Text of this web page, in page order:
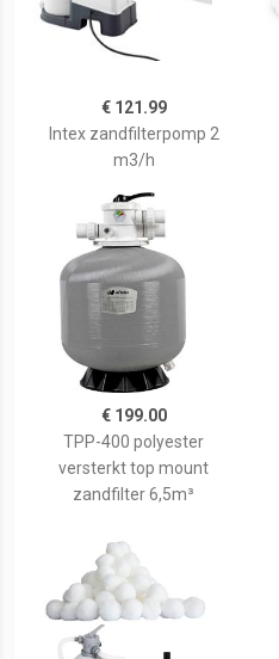
€ 121.99
Intex zandfilterpomp 2
m3/h
€ 199.00
TPP-400 polyester
versterkt top mount
zandfilter 6,5m³